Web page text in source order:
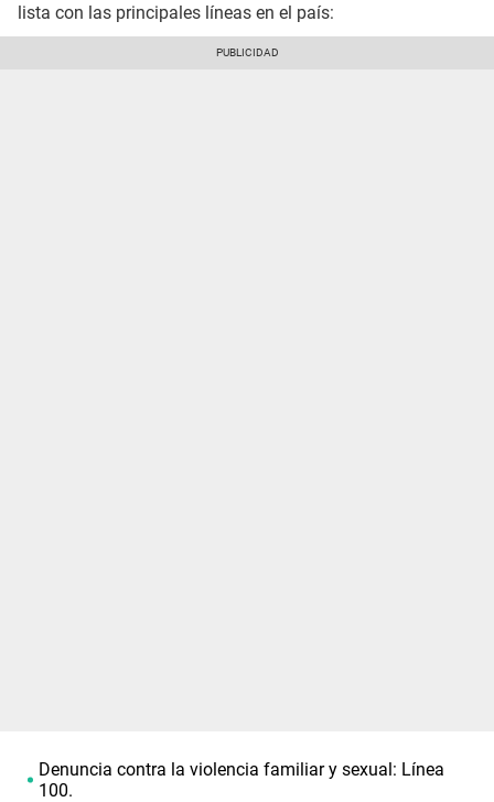
lista con las principales líneas en el país:
Denuncia contra la violencia familiar y sexual: Línea
100.